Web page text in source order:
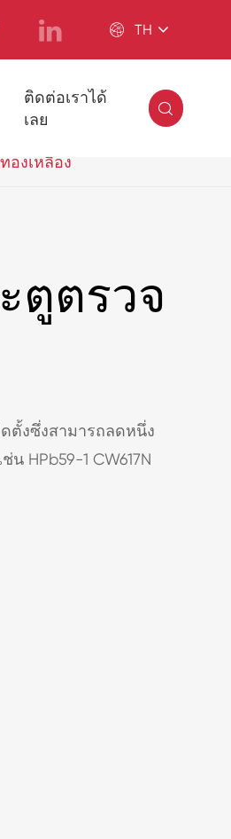
 TH
ติดต่อเราได้
เลย

องเหลือง
ตูตรวจ
ตั้งซึ่งสามารถลดหนึ่ง
HPb59-1 CW617N